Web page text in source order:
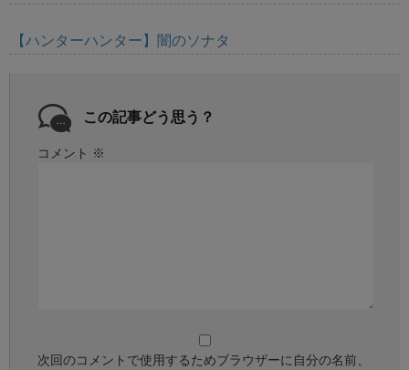
【ハンターハンター】闇のソナタ
この記事どう思う？
コメント ※
次回のコメントで使用するためブラウザーに自分の名前、